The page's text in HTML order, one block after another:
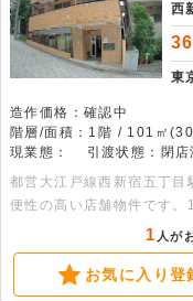
西
東
造作価格：確認中
階層/面積：1階 / 101㎡
現業態：
引渡状態：閉店
都営大江戸線西新宿五丁目
便性の高い店舗物件です
で、専用アプローチも完
1 人が
お気に入り登